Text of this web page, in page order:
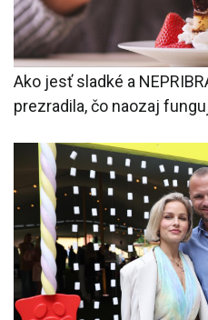
Ako jesť sladké a
prezradila, čo naozaj